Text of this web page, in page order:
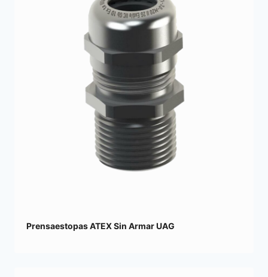
Prensaestopas ATEX Sin Armar UAG